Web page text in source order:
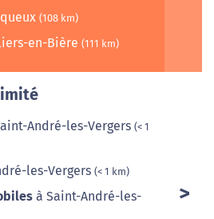
(108 km)
en-Bière (111 km)
André-les-Vergers (< 1
les-Vergers (< 1 km)
à Saint-André-les-